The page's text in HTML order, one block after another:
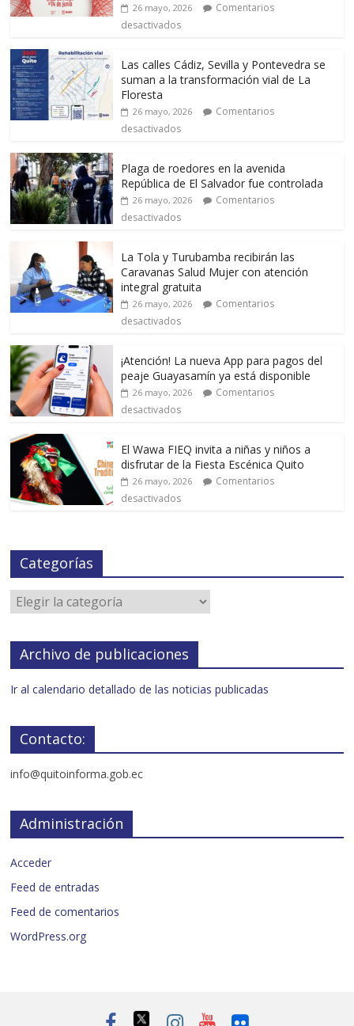
26 mayo, 2026
Comentarios
desactivados
Las calles Cádiz, Sevilla y Pontevedra se
suman a la transformación vial de La
Floresta
26 mayo, 2026
Comentarios
desactivados
Plaga de roedores en la avenida
República de El Salvador fue controlada
26 mayo, 2026
Comentarios
desactivados
La Tola y Turubamba recibirán las
Caravanas Salud Mujer con atención
integral gratuita
26 mayo, 2026
Comentarios
desactivados
¡Atención! La nueva App para pagos del
peaje Guayasamín ya está disponible
26 mayo, 2026
Comentarios
desactivados
El Wawa FIEQ invita a niñas y niños a
disfrutar de la Fiesta Escénica Quito
26 mayo, 2026
Comentarios
desactivados
Categorías
Archivo de publicaciones
Ir al calendario detallado de las noticias publicadas
Contacto:
info@quitoinforma.gob.ec
Administración
Acceder
Feed de entradas
Feed de comentarios
WordPress.org